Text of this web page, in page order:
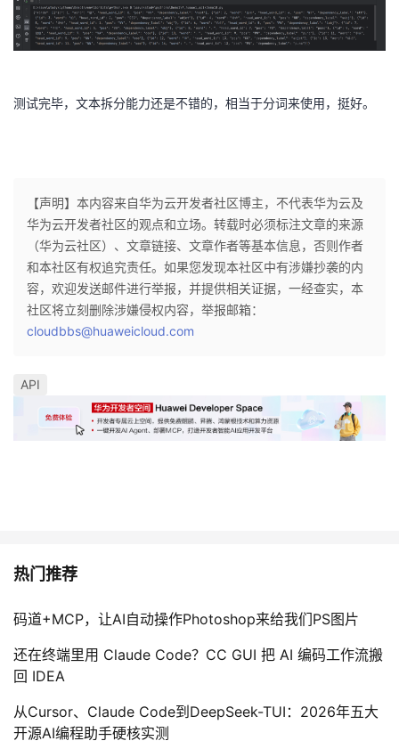
测试完毕，文本拆分能力还是不错的，相当于分词来使用，挺好。
【声明】本内容来自华为云开发者社区博主，不代表华为云及
华为云开发者社区的观点和立场。转载时必须标注文章的来源
（华为云社区）、文章链接、文章作者等基本信息，否则作者
和本社区有权追究责任。如果您发现本社区中有涉嫌抄袭的内
容，欢迎发送邮件进行举报，并提供相关证据，一经查实，本
社区将立刻删除涉嫌侵权内容，举报邮箱：
cloudbbs@huaweicloud.com
API
热门推荐
码道+MCP，让AI自动操作Photoshop来给我们PS图片
还在终端里用 Claude Code？CC GUI 把 AI 编码工作流搬
回 IDEA
从Cursor、Claude Code到DeepSeek-TUI：2026年五大
开源AI编程助手硬核实测